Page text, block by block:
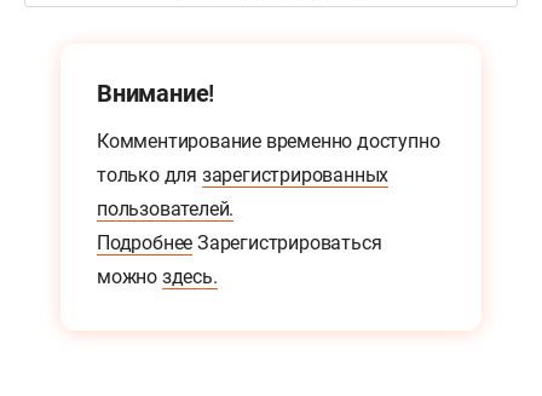
Внимание!
Комментирование временно доступно
только для зарегистрированных
пользователей.
Подробнее Зарегистрироваться
можно здесь.